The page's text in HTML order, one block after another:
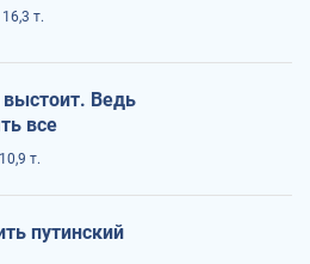
16,3 т.
Ведь
все
10,9 т.
путинский